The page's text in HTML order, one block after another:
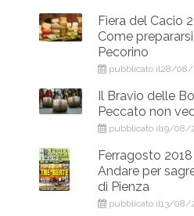
Fiera del Cacio
Come
Pecorino
pubblicato il28/08/
Il Bravio delle
Peccato non
pubblicato il19/08/
Ferragosto
Andare per
di Pienza
pubblicato il13/08/